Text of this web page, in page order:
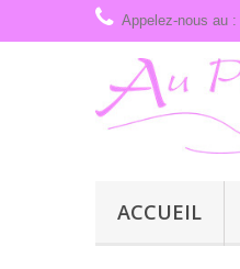
Appelez-nous au :
ACCUEIL